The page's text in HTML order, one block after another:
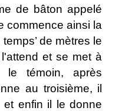
de bâton appelé
commence ainsi la
de mètres le
et se met à
le témoin, après
au troisième, il
et enfin il le donne